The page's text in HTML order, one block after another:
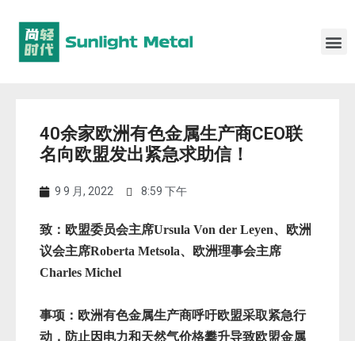
40余家欧洲有色金属生产商CEO联
名向欧盟发出紧急求助信！
9 9 月, 2022 8:59 下午
致：欧盟委员会主席Ursula Von der Leyen、欧洲
议会主席Roberta Metsola、欧洲理事会主席
Charles Michel
事项：欧洲有色金属生产商呼吁欧盟采取紧急行
动，防止因电力和天然气价格攀升导致欧盟金属